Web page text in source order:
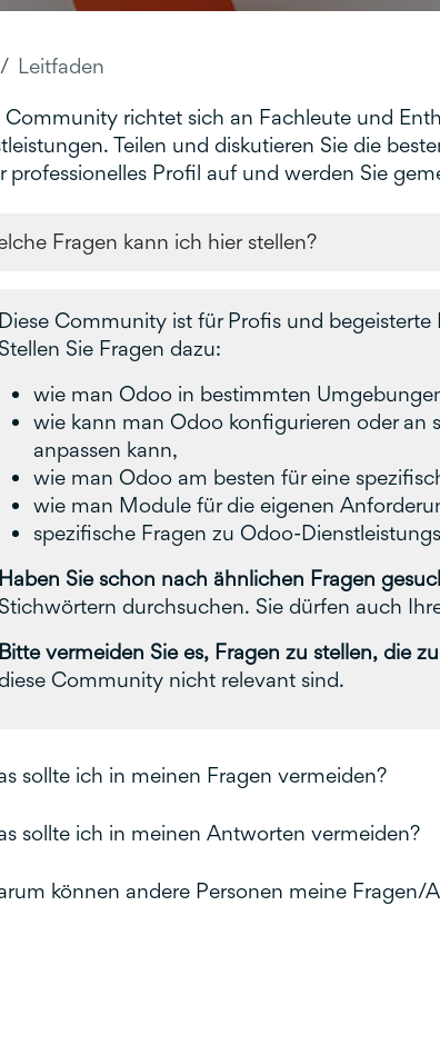
Leitfaden
Community richtet sich an Fachleute und
Teilen und diskutieren Sie die
professionelles Profil auf und werden Sie
Fragen kann ich hier stellen?
Diese Community ist für Profis und
Stellen Sie Fragen dazu:
wie man Odoo in bestimmten
wie kann man Odoo konfigurieren oder an
anpassen kann,
wie man Odoo am besten für eine
wie man Module für die eigenen
spezifische Fragen zu Odoo-
Haben Sie schon nach ähnlichen Fragen
Stichwörtern durchsuchen. Sie dürfen auch
Bitte vermeiden Sie es, Fragen zu stellen, die
Community nicht relevant sind.
sollte ich in meinen Fragen vermeiden?
sollte ich in meinen Antworten vermeiden?
können andere Personen meine Fragen/